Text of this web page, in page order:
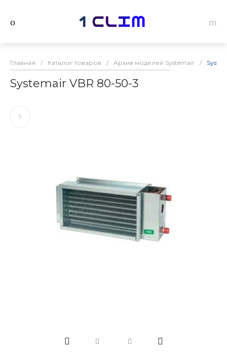
Главная / Каталог товаров / Архив моделей Systemair /
Systemair VBR 80-50-3